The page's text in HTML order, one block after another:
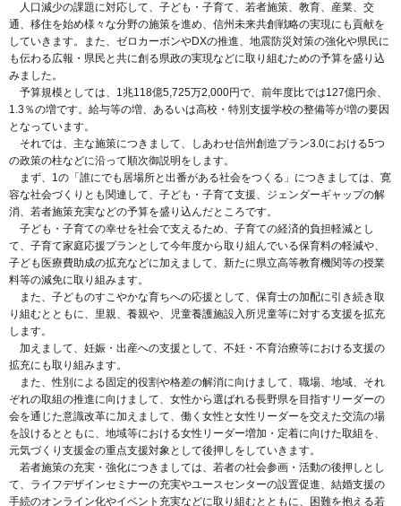
人口減少の課題に対応して、子ども・子育て、若者施策、教育、産業、交
通、移住を始め様々な分野の施策を進め、信州未来共創戦略の実現にも貢献を
していきます。また、ゼロカーボンやDXの推進、地震防災対策の強化や県民に
も伝わる広報・県民と共に創る県政の実現などに取り組むための予算を盛り込
みました。
予算規模としては、1兆118億5,725万2,000円で、前年度比では127億円余、
1.3％の増です。給与等の増、あるいは高校・特別支援学校の整備等が増の要因
となっています。
それでは、主な施策につきまして、しあわせ信州創造プラン3.0における5つ
の政策の柱などに沿って順次御説明をします。
まず、1の「誰にでも居場所と出番がある社会をつくる」につきましては、寛
容な社会づくりとも関連して、子ども・子育て支援、ジェンダーギャップの解
消、若者施策充実などの予算を盛り込んだところです。
子ども・子育ての幸せを社会で支えるため、子育ての経済的負担軽減とし
て、子育て家庭応援プランとして今年度から取り組んでいる保育料の軽減や、
子ども医療費助成の拡充などに加えまして、新たに県立高等教育機関等の授業
料等の減免に取り組みます。
また、子どものすこやかな育ちへの応援として、保育士の加配に引き続き取
り組むとともに、里親、養親や、児童養護施設入所児童等に対する支援を拡充
します。
加えまして、妊娠・出産への支援として、不妊・不育治療等における支援の
拡充にも取り組みます。
また、性別による固定的役割や格差の解消に向けまして、職場、地域、それ
ぞれの取組の推進に向けまして、女性から選ばれる長野県を目指すリーダーの
会を通じた意識改革に加えまして、働く女性と女性リーダーを交えた交流の場
を設けるとともに、地域等における女性リーダー増加・定着に向けた取組を、
元気づくり支援金の重点支援対象として後押しをしていきます。
若者施策の充実・強化につきましては、若者の社会参画・活動の後押しとし
て、ライフデザインセミナーの充実やユースセンターの設置促進、結婚支援の
手続のオンライン化やイベント充実などに取り組むとともに、困難を抱える若